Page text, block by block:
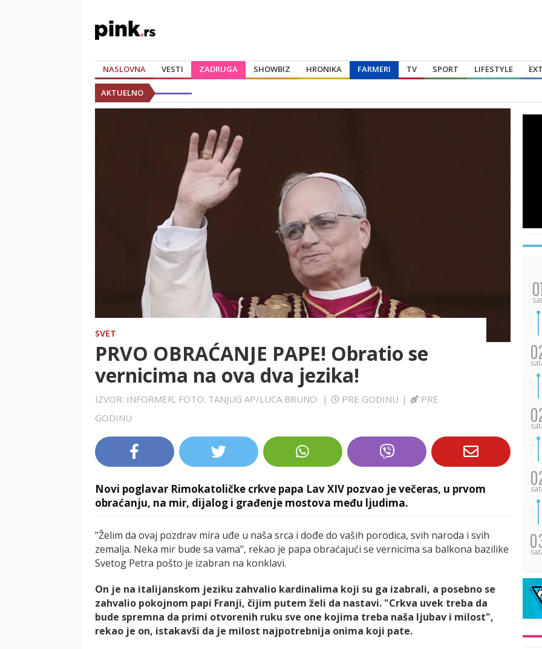
NASLOVNA VESTI ZADRUGA SHOWBIZ HRONIKA FARMERI TV SPORT LIFESTYLE
AKTUELNO
SVET
PRVO OBRAĆANJE PAPE! Obratio se
vernicima na ova dva jezika!
IZVOR: INFORMER, FOTO: TANJUG AP/LUCA BRUNO | PRE GODINU |
PRE
GODINU
Novi poglavar Rimokatoličke crkve papa Lav XIV pozvao je večeras, u prvom
obraćanju, na mir, dijalog i građenje mostova među ljudima.
"Želim da ovaj pozdrav mira uđe u naša srca i dođe do vaših porodica, svih naroda i svih
zemalja. Neka mir bude sa vama", rekao je papa obraćajući se vernicima sa balkona bazilike
Svetog Petra pošto je izabran na konklavi.
On je na italijanskom jeziku zahvalio kardinalima koji su ga izabrali, a posebno se
zahvalio pokojnom papi Franji, čijim putem želi da nastavi. "Crkva uvek treba da
bude spremna da primi otvorenih ruku sve one kojima treba naša ljubav i milost",
rekao je on, istakavši da je milost najpotrebnija onima koji pate.
sat